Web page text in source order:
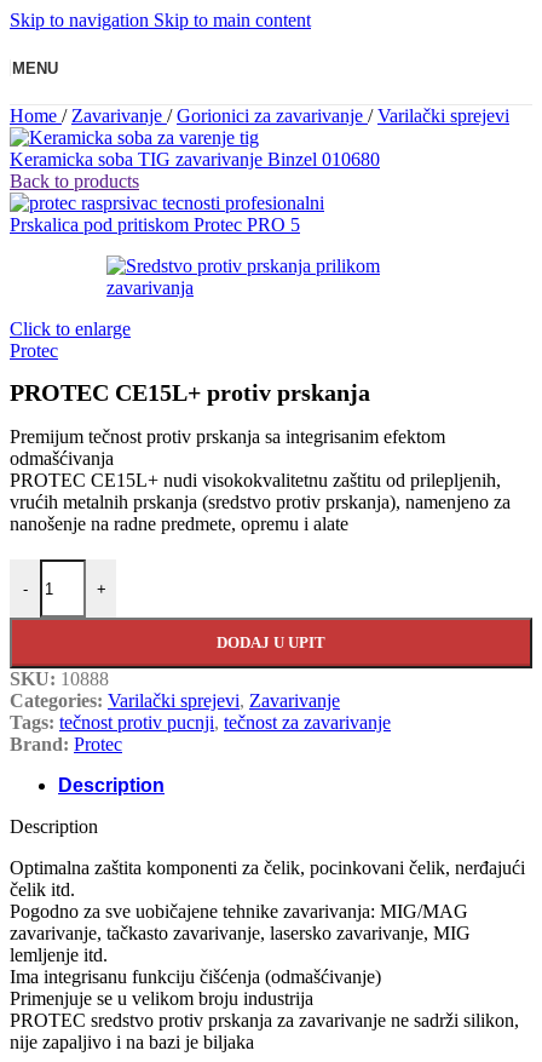
Skip to navigation Skip to main content
MENU
Home / Zavarivanje / Gorionici za zavarivanje / Varilački sprejevi
Keramicka soba TIG zavarivanje Binzel 010680
Back to products
Prskalica pod pritiskom Protec PRO 5
Click to enlarge
Protec
PROTEC CE15L+ protiv prskanja
Premijum tečnost protiv prskanja sa integrisanim efektom
odmašćivanja
PROTEC CE15L+ nudi visokokvalitetnu zaštitu od prilepljenih,
vrućih metalnih prskanja (sredstvo protiv prskanja), namenjeno za
nanošenje na radne predmete, opremu i alate
-
PROTEC CE15L+ protiv prskanja quantity
+
DODAJ U UPIT
SKU: 10888
Categories: Varilački sprejevi, Zavarivanje
Tags: tečnost protiv pucnji, tečnost za zavarivanje
Brand: Protec
Description
Description
Optimalna zaštita komponenti za čelik, pocinkovani čelik, nerđajući
čelik itd.
Pogodno za sve uobičajene tehnike zavarivanja: MIG/MAG
zavarivanje, tačkasto zavarivanje, lasersko zavarivanje, MIG
lemljenje itd.
Ima integrisanu funkciju čišćenja (odmašćivanje)
Primenjuje se u velikom broju industrija
PROTEC sredstvo protiv prskanja za zavarivanje ne sadrži silikon,
nije zapaljivo i na bazi je biljaka